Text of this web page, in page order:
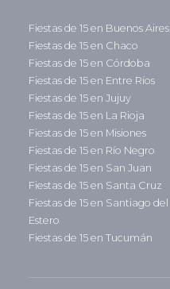
Fiestas de 15 en Buenos Aires
Fiestas de 15 en Chaco
Fiestas de 15 en Córdoba
Fiestas de 15 en Entre Ríos
Fiestas de 15 en Jujuy
Fiestas de 15 en La Rioja
Fiestas de 15 en Misiones
Fiestas de 15 en Río Negro
Fiestas de 15 en San Juan
Fiestas de 15 en Santa Cruz
Fiestas de 15 en Santiago del
Estero
Fiestas de 15 en Tucumán